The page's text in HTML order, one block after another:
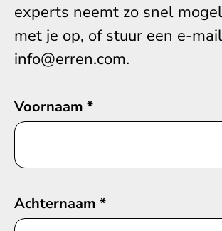
experts neemt zo snel
met je op, of stuur een e-
info@erren.com.
Voornaam *
Achternaam *